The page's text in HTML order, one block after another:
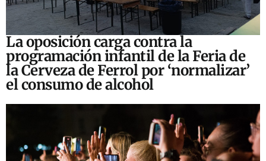
La oposición carga contra la
programación infantil de la Feria de
la Cerveza de Ferrol por ‘normalizar’
el consumo de alcohol